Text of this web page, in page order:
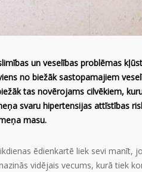
un veselības problēmas
no biežāk sastopamajiem
tas novērojams cilvēkiem,
svaru hipertensijas attīstības
masu.
ēdienkartē liek sevi manīt,
vidējais vecums, kurā tiek